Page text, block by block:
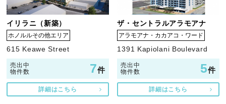
イリラニ（新築）
ホノルルその他エリア
615 Keawe Street
売出中
物件数
7件
詳細はこちら
ザ・セントラルアラモアナ
アラモアナ・カカアコ・ワード
1391 Kapiolani Boulevard
売出中
物件数
5件
詳細はこちら